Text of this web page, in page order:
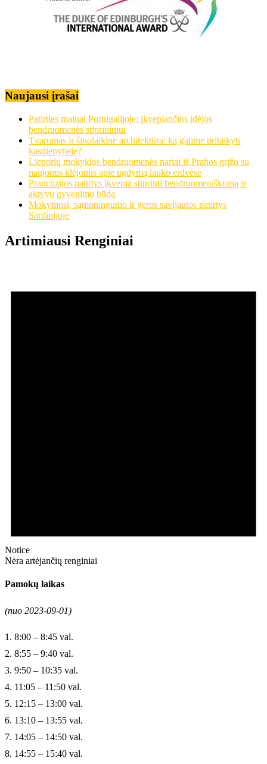
Naujausi įrašai
Patirties mainai Portugalijoje: įkvepiančios idėjos
bendruomenės stiprinimui
Tvarumas ir šiuolaikinė architektūra: ką galime pritaikyti
kasdienybėje?
Lieporių mokyklos bendruomenės nariai iš Prahos grįžo su
naujomis idėjomis apie ugdymą lauko erdvėse
Prancūzijos patirtys įkvepia stiprinti bendruomeniškumą ir
aktyvų gyvenimo būdą
Mokymosi, sąmoningumo ir geros savijautos patirtys
Sardinijoje
Artimiausi Renginiai
Notice
Nėra artėjančių renginiai
Pamokų laikas
(nuo 2023-09-01)
1. 8:00 – 8:45 val.
2. 8:55 – 9:40 val.
3. 9:50 – 10:35 val.
4. 11:05 – 11:50 val.
5. 12:15 – 13:00 val.
6. 13:10 – 13:55 val.
7. 14:05 – 14:50 val.
8. 14:55 – 15:40 val.